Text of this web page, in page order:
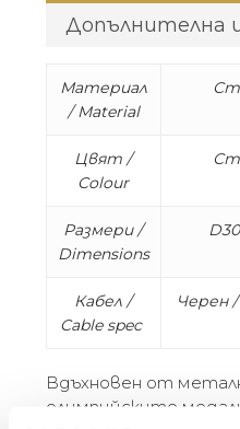
Допълнителна
Материал
/ Material
Цвят /
Colour
Размери /
Dimensions
Кабел /
Cable spec
Черен
Вдъхновен от
олимпийските